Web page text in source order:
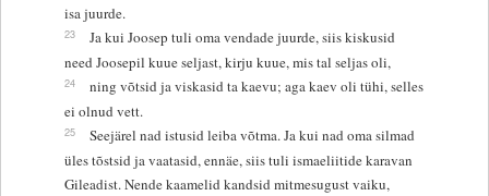
isa juurde.
23
Ja kui Joosep tuli oma vendade juurde, siis kiskusid
need Joosepil kuue seljast, kirju kuue, mis tal seljas oli,
24
ning võtsid ja viskasid ta kaevu; aga kaev oli tühi, selles
ei olnud vett.
25
Seejärel nad istusid leiba võtma. Ja kui nad oma silmad
üles tõstsid ja vaatasid, ennäe, siis tuli ismaeliitide karavan
Gileadist. Nende kaamelid kandsid mitmesugust vaiku,